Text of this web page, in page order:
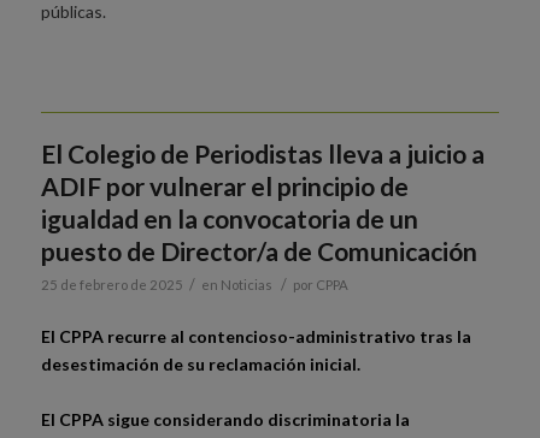
públicas.
El Colegio de Periodistas lleva a juicio a
ADIF por vulnerar el principio de
igualdad en la convocatoria de un
puesto de Director/a de Comunicación
25 de febrero de 2025 / en Noticias / por CPPA
El CPPA recurre al contencioso-administrativo tras la
desestimación de su reclamación inicial.
El CPPA sigue considerando discriminatoria la